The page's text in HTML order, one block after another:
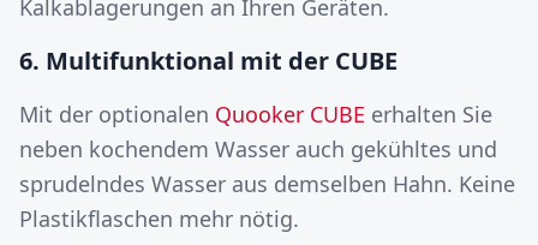
Kalkablagerungen an Ihren Geräten.
6. Multifunktional mit der CUBE
Mit der optionalen Quooker CUBE erhalten Sie
neben kochendem Wasser auch gekühltes und
sprudelndes Wasser aus demselben Hahn. Keine
Plastikflaschen mehr nötig.